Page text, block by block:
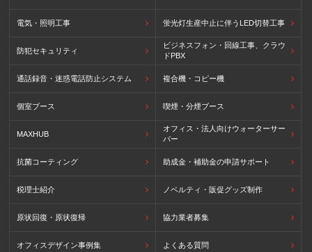
電気・照明工事 蛍光灯生産中止に伴うLED切替工事
防犯セキュリティ
ビジネスフォン・回線工事、クラウ
ドPBX
通話録音・迷惑電話防止システム 複合機・コピー機
個室ブース 喫煙・分煙ブース
MAXHUB
オフィス・法人向けウォーターサー
バー
抗菌コーティング 助成金・補助金の申請サポート
税理士紹介 ノベルティ・販促グッズ制作
原状回復・原状復帰 協力業者募集
オフィスデザイン事例集 よくある質問